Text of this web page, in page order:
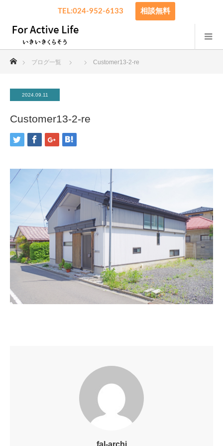
TEL:024-952-6133 相談無料
ブログ一覧 Customer13-2-re
2024.09.11
Customer13-2-re
fal-archi